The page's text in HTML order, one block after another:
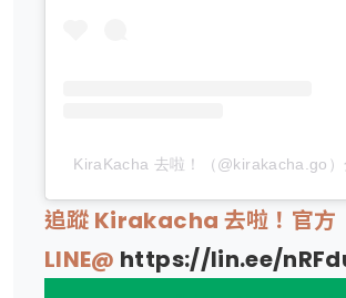
KiraKacha 去啦！（@kirakacha.go）
追蹤 Kirakacha 去啦！官方
LINE@ https://lin.ee/